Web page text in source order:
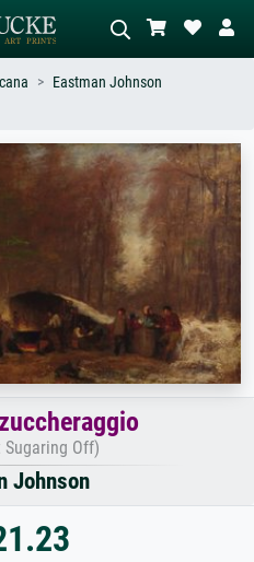
Descrivi la scena – es. prato verde,
astratto con molto rosso, dipinto a
olio scuro, nudo in piedi vicino a un
albero.
Eastman Johnson
Off)
Johnson